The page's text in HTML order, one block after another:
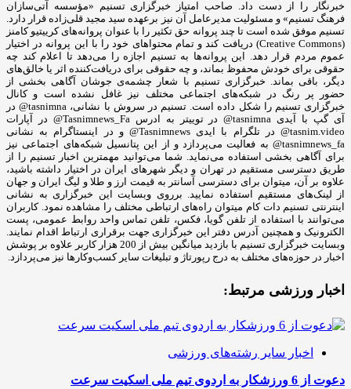
خبرنگار را از دست داد. صاحب امتیاز خبرگزاری تسنیم «مؤسسه آتی‌سازان
فرهنگ تسنیم» و مسئولیت مدیرعامل آن نیز برعهده سید مجید قلی‌زاده‌ قرار دارد.
تسنیم موفق شده است تا چند پروانه حق تکثیر را با عنوان پروانه‌های کرییتیو کامنز
(Creative Commons) دریافت کند و تمام محتواهای خود را با این پروانه در اختیار
عموم مردم قرار دهد. این پروانه‌ها به تسنیم اجازه را می‌دهد تا اعلام کند چه
حقوقی برای خودش محفوظ بماند، و چه حقوقی برای دریافت‌کننده اثر یا خالق‌های
دیگر، باقی بماند. خبرگزاری تسنیم با شعار چشمه‌ی جوشان آگاهی بخشی از
حضور پر رنگ در شبکه‌های اجتماعی مختلف نیز غافل نشده است و کانال
خبرگزاری تسنیم را شکل داده است. تسنیم در سروش با نشانی، tasnimna@ در
آی گپ با آیدی tasnimna@ در توییتر به ادرس Tasnimnews_Fa@ در آپارات
tasnim.video@ در تلگرام با ایدی Tasnimnews@ و در اینستاگرام به نشانی
tasnimnews_fa@ به فعالیت می‌پردازد و از این پتانسیل شبکه‌های اجتماعی نیز
برای آگاهی بخشی استفاده می‌نماید. شما می‌توانید مهمترین اخبار تسنیم را از
طریق دسترسی مستقیم در تهران و دیگر شهرهای ایران در اختیار داشته باشید،
علاوه بر آن، میتوان برای دسترسی آسانتر به قیمت ارز و طلا و لیگ ایران و جهان
از لینک‌های مستقیم استفاده نمایید. برروی وبسایت این خبرگزاری به نشانی
اینترنتی تسنیم دات کام میتوان راه‌های ارتباطی مختلف را مشاهده نمود. کاربران
می‌توانند با استفاده از تلفن گویا، فکس، تلفن تماس واحد روابط عمومی، پست
الکترونیک و همچنین آدرس دفتر این خبرگزاری جهت برقراری ارتباط اقدام نمایند.
وبسایت خبرگزاری تسنیم با بازدید میانگین بیش از 200 هزار کاربر علاوه بر پوشش
اخبار در حوزه‌های مختلف به درج رپورتاژ و تبلیغات سایر کسب‌وکارها نیز می‌پردازد.
اخبار ورزشی مرتبط:
اخبار سایر رشته‌های ورزشی
دعوت از 6 ورزشکار به اردوی تیم ملی اسکیت سرعت